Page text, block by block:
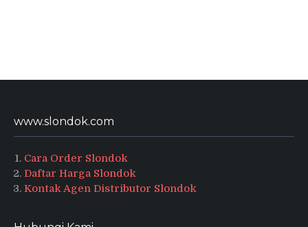
www.slondok.com
Cara Order Slondok
Daftar Harga Slondok
Kontak Agen Distributor Slondok